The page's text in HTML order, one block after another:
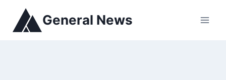
General News